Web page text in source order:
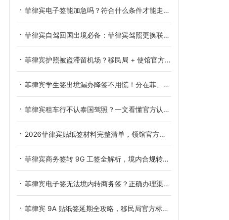
菲律宾电子签能加急吗？符合什么条件才能走加急通道
菲律宾自驾回国出境必备：菲律宾驾照更换联合国认可国际驾照完整教程
菲律宾护照被盗滞留机场？移民局 + 使馆官方完整解决办法
菲律宾学生签出境漏办降签不用慌！分在菲、回国两种处理方式
菲律宾租车行不认泰国驾照？一文看懂官方认可驾照类型
2026菲律宾贴纸签材料完整清单，领馆官方标准一次备齐
菲律宾商务签转 9G 工签全解析，境内合规转签不走弯路
菲律宾电子签无法境内转商务签？正确办理渠道一次性讲清
菲律宾 9A 贴纸签延期全攻略，移民局官方标准流程一次性讲透